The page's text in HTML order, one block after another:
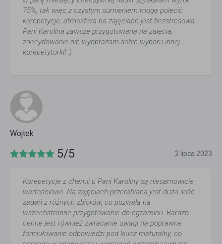
75%, tak więc z czystym sumieniem mogę polecić
korepetycje, atmosfera na zajęciach jest bezstresowa,
Pani Karolina zawsze przygotowana na zajęcia,
zdecydowanie nie wyobrażam sobie wyboru innej
korepetytorki! :)
Wojtek
5/5 2 lipca 2023
Korepetycje z chemii u Pani Karoliny są niesamowicie
wartościowe. Na zajęciach przerabiana jest duża ilość
zadań z różnych zbiorów, co pozwala na
wszechstronne przygotowanie do egzaminu. Bardzo
cenne jest również zwracanie uwagi na poprawne
formułowanie odpowiedzi pod klucz maturalny, co